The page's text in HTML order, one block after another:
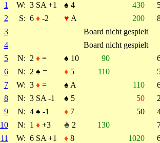
1
W: 3 SA +1 ♠ 4 430
2
S: 6 ♦-2 ♥ A 200
3
Board nicht gespielt
4
Board nicht gespielt
5
N: 2 ♦= ♠ 10 90
6
N: 2 ♠ = ♦5 110
7
W: 3 ♦= ♠ A 110
8
N: 3 SA -1 ♠ 5 50
9
N: 4 ♠ -1 ♦7 50
10
N: 1 ♦+3 ♣ 2 130
11
W: 6 SA +1 ♦8 1020